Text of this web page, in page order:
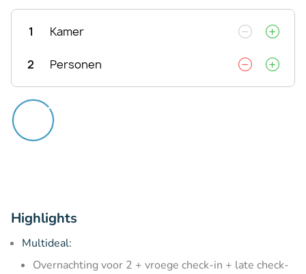
1 Kamer
2 Personen
Highlights
Multideal:
Overnachting voor 2 + vroege check-in + late check-